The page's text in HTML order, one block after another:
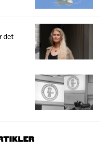
det